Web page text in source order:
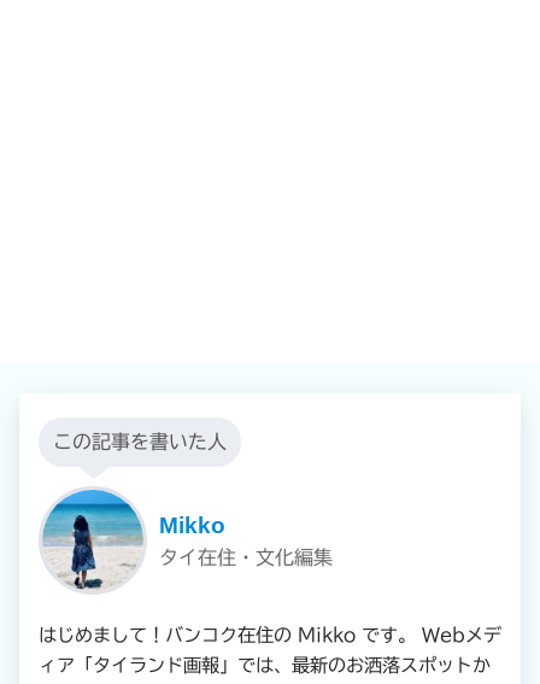
この記事を書いた人
Mikko
タイ在住・文化編集
はじめまして！バンコク在住の Mikko です。 Webメデ
ィア「タイランド画報」では、最新のお洒落スポットか